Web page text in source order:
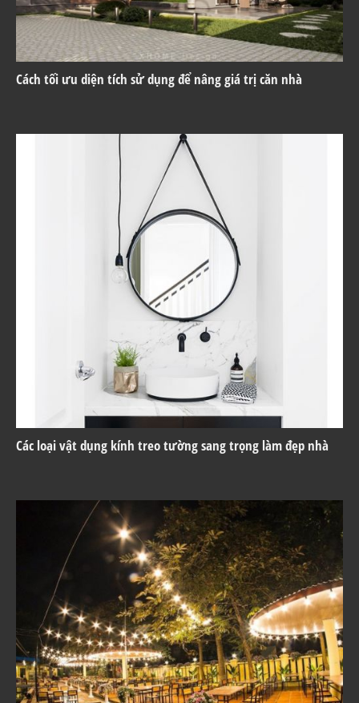
Cách tối ưu diện tích sử dụng để nâng giá trị căn nhà
Các loại vật dụng kính treo tường sang trọng làm đẹp nhà